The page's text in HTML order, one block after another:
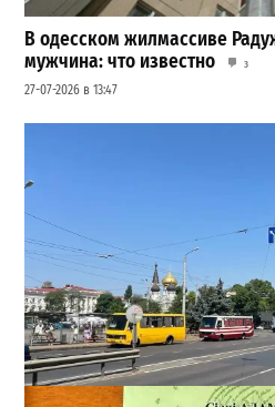
В одесском жилмассиве
мужчина: что известно
3
27-07-2026 в 13:47